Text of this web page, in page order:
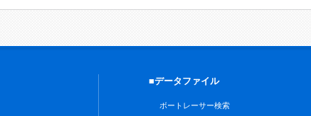
■データファイル
ボートレーサー検索